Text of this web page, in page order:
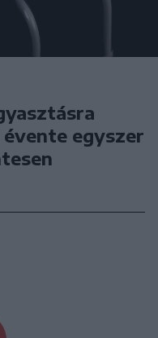
egyszer